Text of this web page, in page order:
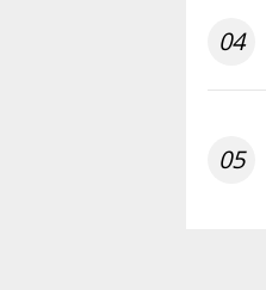
04
05